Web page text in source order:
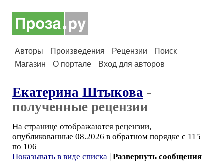
Авторы Произведения Рецензии
Поиск
Магазин
О портале Вход для авторов
Екатерина Штыкова -
полученные рецензии
На странице отображаются рецензии,
опубликованные 08.2026 в обратном порядке с 115
по 106
Показывать в виде списка | Развернуть сообщения